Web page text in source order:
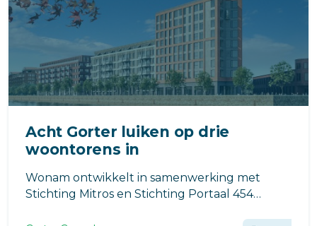
Acht Gorter luiken op drie
woontorens in
Wonam ontwikkelt in samenwerking met
Stichting Mitros en Stichting Portaal 454